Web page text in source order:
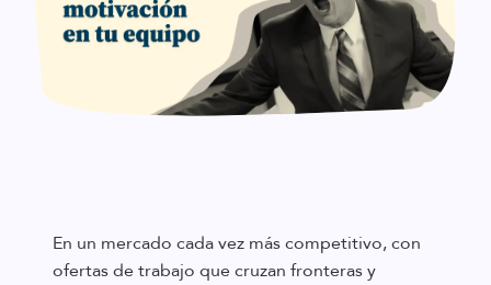
En un mercado cada vez más competitivo, con
ofertas de trabajo que cruzan fronteras y